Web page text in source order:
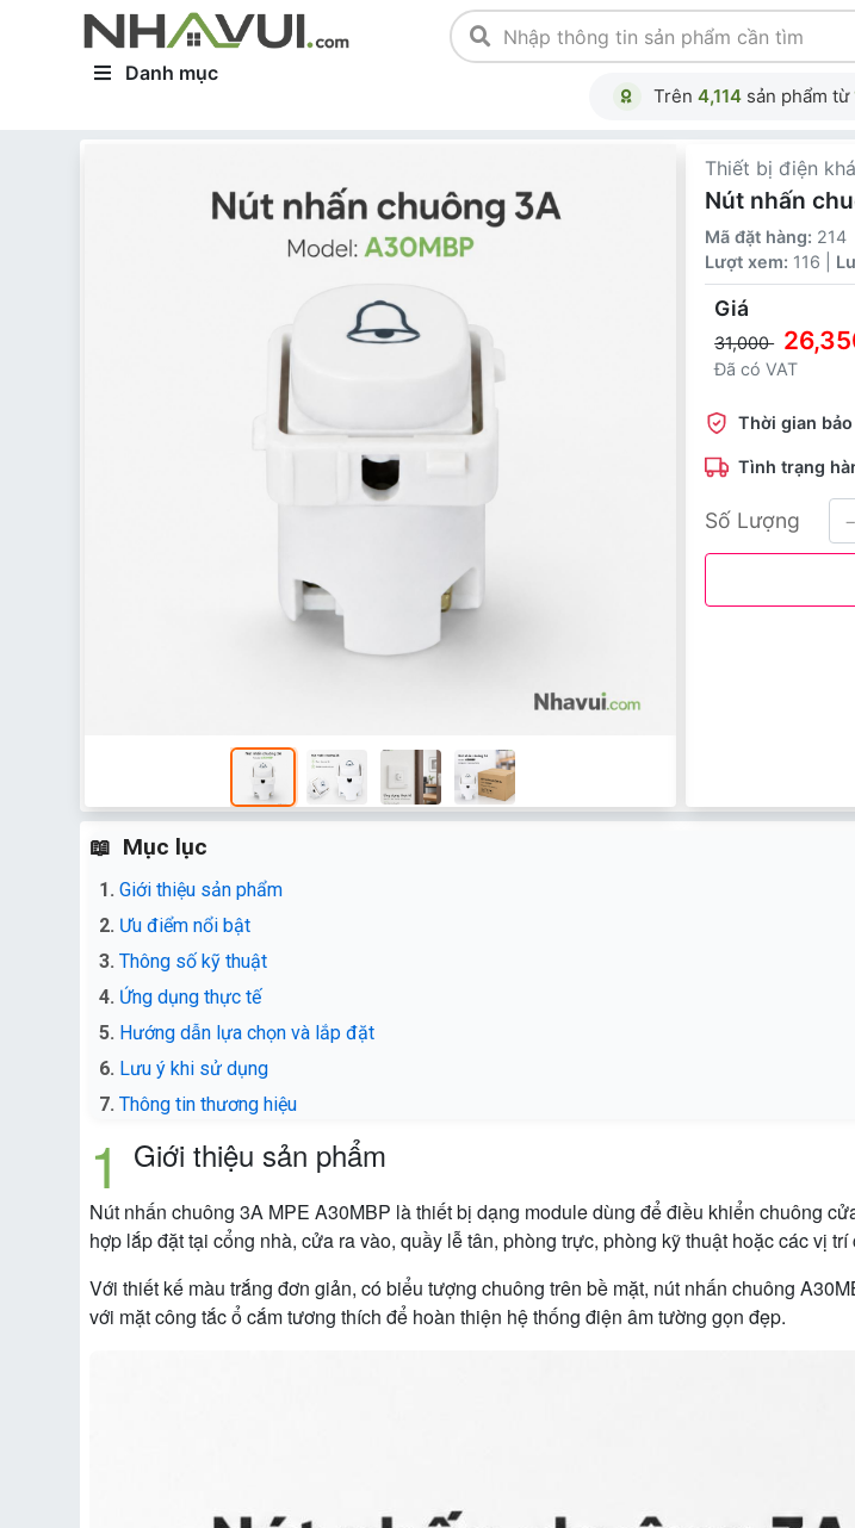
Danh mục
Trên 4,114sản phẩm từ
Thiết bị điện
Nút nhấn
Mã đặt hàng: 214
Lượt xem: 116 |
Giá
31,000
Đã có VAT
Thời gian
Tình trạng
Số Lượng −
Mục lục
Giới thiệu sản phẩm
Ưu điểm nổi bật
Thông số kỹ thuật
Ứng dụng thực tế
Hướng dẫn lựa chọn và lắp đặt
Lưu ý khi sử dụng
Thông tin thương hiệu
Giới thiệu sản phẩm
Nút nhấn chuông 3A MPE A30MBP là thiết bị dạng module dùng để điều khiển chuông
hợp lắp đặt tại cổng nhà, cửa ra vào, quầy lễ tân, phòng trực, phòng kỹ thuật hoặc các vị
Với thiết kế màu trắng đơn giản, có biểu tượng chuông trên bề mặt, nút nhấn chuông
với mặt công tắc ổ cắm tương thích để hoàn thiện hệ thống điện âm tường gọn đẹp.